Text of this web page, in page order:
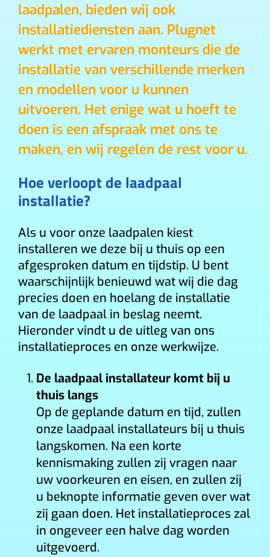
laadpalen, bieden wij ook
installatiediensten aan. Plugnet
werkt met ervaren monteurs die de
installatie van verschillende merken
en modellen voor u kunnen
uitvoeren. Het enige wat u hoeft te
doen is een afspraak met ons te
maken, en wij regelen de rest voor u.
Hoe verloopt de laadpaal
installatie?
Als u voor onze laadpalen kiest
installeren we deze bij u thuis op een
afgesproken datum en tijdstip. U bent
waarschijnlijk benieuwd wat wij die dag
precies doen en hoelang de installatie
van de laadpaal in beslag neemt.
Hieronder vindt u de uitleg van ons
installatieproces en onze werkwijze.
De laadpaal installateur komt bij u
thuis langs
Op de geplande datum en tijd, zullen
onze laadpaal installateurs bij u thuis
langskomen. Na een korte
kennismaking zullen zij vragen naar
uw voorkeuren en eisen, en zullen zij
u beknopte informatie geven over wat
zij gaan doen. Het installatieproces zal
in ongeveer een halve dag worden
uitgevoerd.